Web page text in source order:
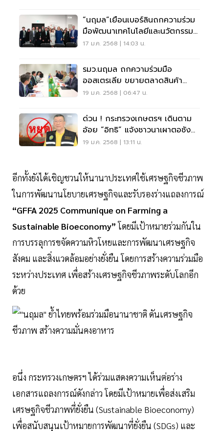
“นฤมล”เยือนเบอร์ลินถกความร่วม
มือพัฒนาเทคโนโลยีและนวัตกรรม
ด้านเกษตร
17 ม.ค. 2568 | 14:03 น.
รมว.นฤมล ถกความร่วมมือ
ออสเตรเลีย ขยายตลาดสินค้า
เกษตร
19 ม.ค. 2568 | 06:47 น.
ด่วน ! กระทรวงเกษตรฯ เดินตาม
อ้อย “อิทธิ” แจ้งชาวนาเผาตอซัง
ข้าว ชวดไร่ละ 1,000
19 ม.ค. 2568 | 13:11 น.
อีกทั้งยังได้เชิญชวนให้นานาประเทศใช้เศรษฐกิจชีวภาพ
ในการพัฒนานโยบายเศรษฐกิจและรับรองร่างแถลงการณ์
“GFFA 2025 Communique on Farming a
Sustainable Bioeconomy”โดยมีเป้าหมายร่วมกันใน
การบรรลุการขจัดความหิวโหยและการพัฒนาเศรษฐกิจ
สังคม และสิ่งแวดล้อมอย่างยั่งยืน โดยการสร้างความร่วมมือ
ระหว่างประเทศ เพื่อสร้างเศรษฐกิจชีวภาพระดับโลกอีก
ด้วย
อนึ่ง กระทรวงเกษตรฯ ได้ร่วมแสดงความเห็นต่อร่าง
เอกสารแถลงการณ์ดังกล่าว โดยมีเป้าหมายเพื่อส่งเสริม
เศรษฐกิจชีวภาพที่ยั่งยืน (Sustainable Bioeconomy)
เพื่อสนับสนุนเป้าหมายการพัฒนาที่ยั่งยืน (SDGs) และ